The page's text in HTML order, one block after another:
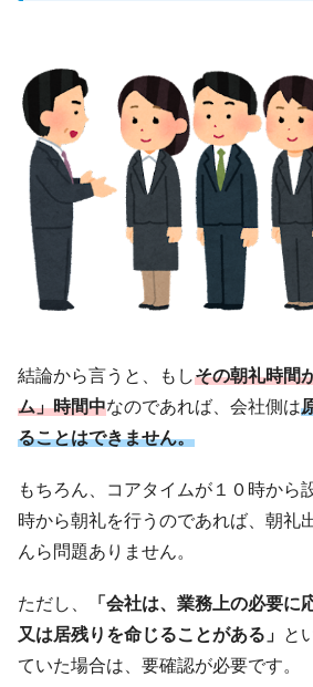
結論から言うと、もしその朝礼時間
ム」時間中なのであれば、会社側は
ることはできません。
もちろん、コアタイムが１０時から
時から朝礼を行うのであれば、朝礼
んら問題ありません。
ただし、
「会社は、業務上の必要に
又は居残りを命じることがある」 と
ていた場合は、要確認が必要です。